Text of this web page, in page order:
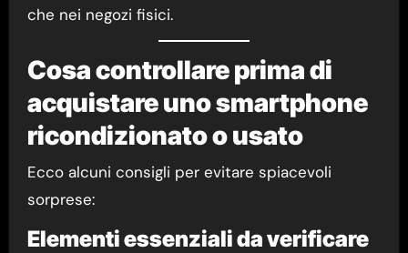
che nei negozi fisici.
Cosa controllare prima di
acquistare uno smartphone
ricondizionato o usato
Ecco alcuni consigli per evitare spiacevoli
sorprese:
Elementi essenziali da verificare